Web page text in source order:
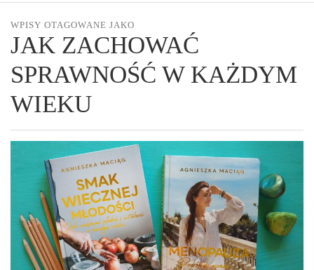
WPISY OTAGOWANE JAKO
JAK ZACHOWAĆ
SPRAWNOŚĆ W KAŻDYM
WIEKU